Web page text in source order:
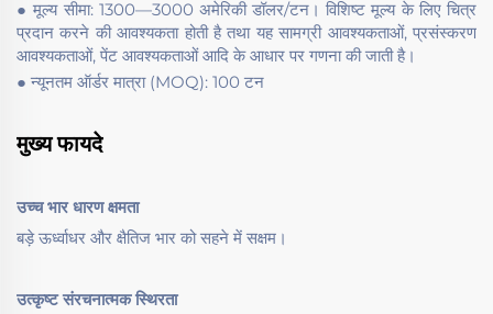
● मूल्य सीमा: 1300—3000 अमेरिकी डॉलर/टन। विशिष्ट मूल्य के लिए चित्र
प्रदान करने की आवश्यकता होती है तथा यह सामग्री आवश्यकताओं, प्रसंस्करण
आवश्यकताओं, पेंट आवश्यकताओं आदि के आधार पर गणना की जाती है।
● न्यूनतम ऑर्डर मात्रा (MOQ): 100 टन
मुख्य फायदे
उच्च भार धारण क्षमता
बड़े ऊर्ध्वाधर और क्षैतिज भार को सहने में सक्षम।
उत्कृष्ट संरचनात्मक स्थिरता